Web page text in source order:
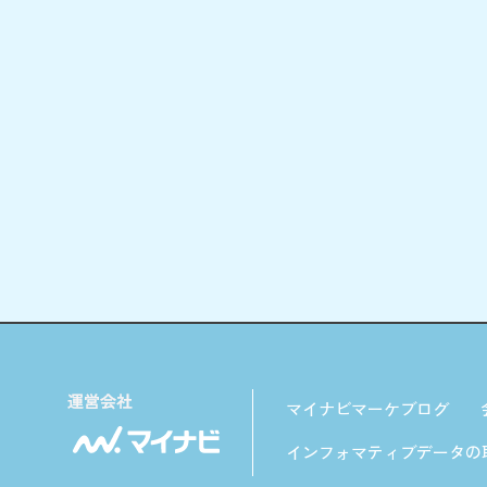
マイナビマーケブログ
インフォマティブデータ